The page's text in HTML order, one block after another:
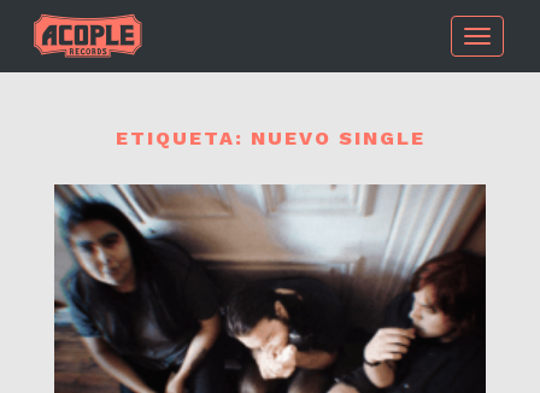
Toggle
ETIQUETA: NUEVO SINGLE